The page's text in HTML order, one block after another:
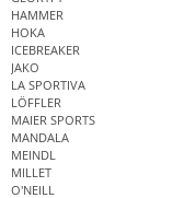
HAMMER
HOKA
ICEBREAKER
JAKO
LA SPORTIVA
LÖFFLER
MAIER SPORTS
MANDALA
MEINDL
MILLET
O'NEILL